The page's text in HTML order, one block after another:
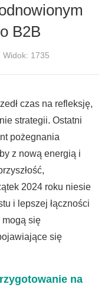
B2B
Widok: 1735
czas na refleksję,
strategii. Ostatni
pożegnania
z nową energią i
2024 roku niesie
i lepszej łączności
mogą się
się
na